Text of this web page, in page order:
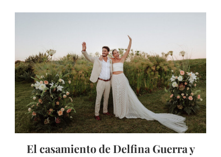
El casamiento de Delfina Guerra y